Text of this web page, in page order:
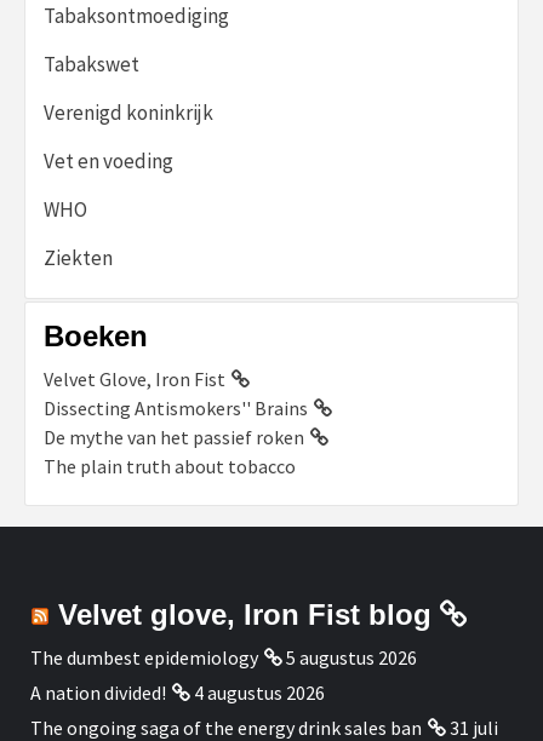
Tabaksontmoediging
Tabakswet
Verenigd koninkrijk
Vet en voeding
WHO
Ziekten
Boeken
Velvet Glove, Iron Fist
Dissecting Antismokers'' Brains
De mythe van het passief roken
The plain truth about tobacco
Velvet glove, Iron Fist blog
The dumbest epidemiology
5 augustus 2026
A nation divided!
4 augustus 2026
The ongoing saga of the energy drink sales ban
31 juli